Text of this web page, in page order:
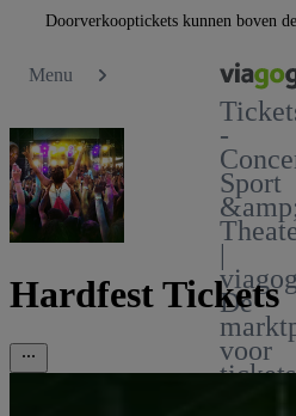
Doorverkooptickets kunnen boven
Menu
-
Sport
|
De
voor
tickets
Hardfest Tickets